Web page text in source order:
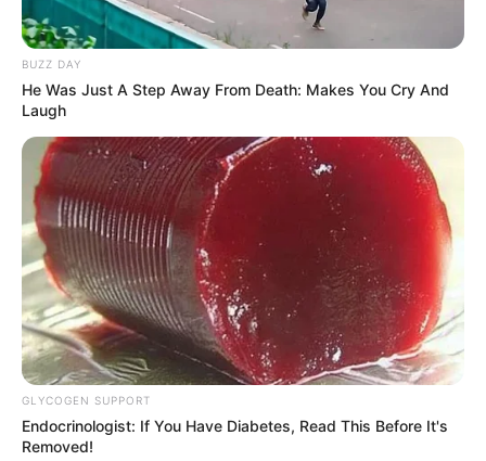
INDIA
അവസാന യാത്രയും നൃത്തം ചെയ്ത്; ‘ ഗർബ
നൃത്തത്തിന്റെ രാജാവ്’ വിടവാങ്ങി
BUZZ DAY
He Was Just A Step Away From Death: Makes You Cry And
Laugh
GLYCOGEN SUPPORT
Endocrinologist: If You Have Diabetes, Read This Before It's
Removed!